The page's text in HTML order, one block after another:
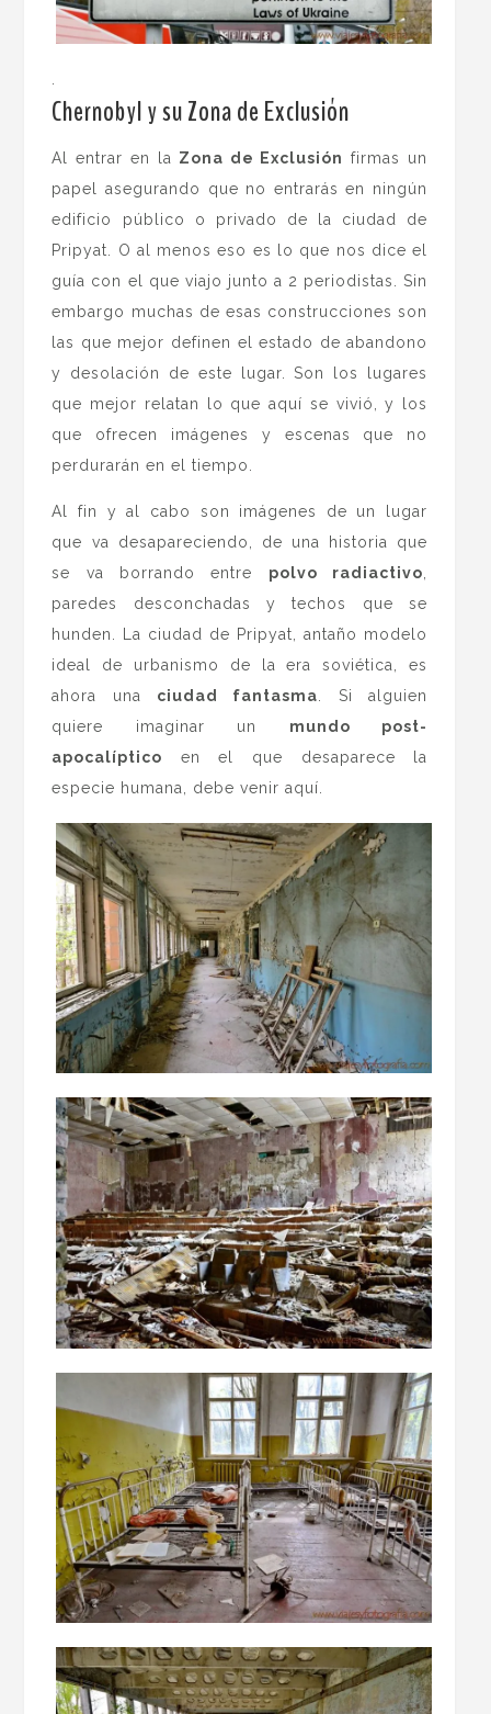
.
Chernobyl y su Zona de Exclusión
Al entrar en la Zona de Exclusión firmas un
papel asegurando que no entrarás en ningún
edificio público o privado de la ciudad de
Pripyat. O al menos eso es lo que nos dice el
guía con el que viajo junto a 2 periodistas. Sin
embargo muchas de esas construcciones son
las que mejor definen el estado de abandono
y desolación de este lugar. Son los lugares
que mejor relatan lo que aquí se vivió, y los
que ofrecen imágenes y escenas que no
perdurarán en el tiempo.
Al fin y al cabo son imágenes de un lugar
que va desapareciendo, de una historia que
se va borrando entre polvo radiactivo
paredes desconchadas y techos que se
hunden. La ciudad de Pripyat, antaño modelo
ideal de urbanismo de la era soviética, es
ahora una ciudad fantasma . Si alguien
quiere imaginar un mundo post-
apocalíptico en el que desaparece la
especie humana, debe venir aquí.